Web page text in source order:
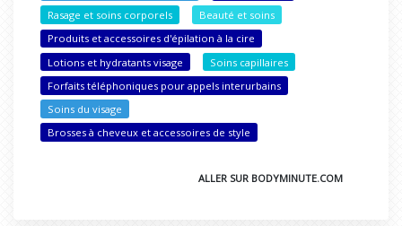
Rasage et soins corporels
Beauté et soins
Produits et accessoires d'épilation à la cire
Lotions et hydratants visage
Soins capillaires
Forfaits téléphoniques pour appels interurbains
Soins du visage
Brosses à cheveux et accessoires de style
ALLER SUR BODYMINUTE.COM